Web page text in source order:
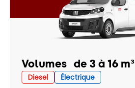
Volumes de 3 à 16 m³
Diesel Électrique